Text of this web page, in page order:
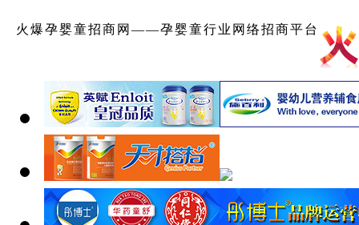
火爆孕婴童招商网——孕婴童行业网络招商平台